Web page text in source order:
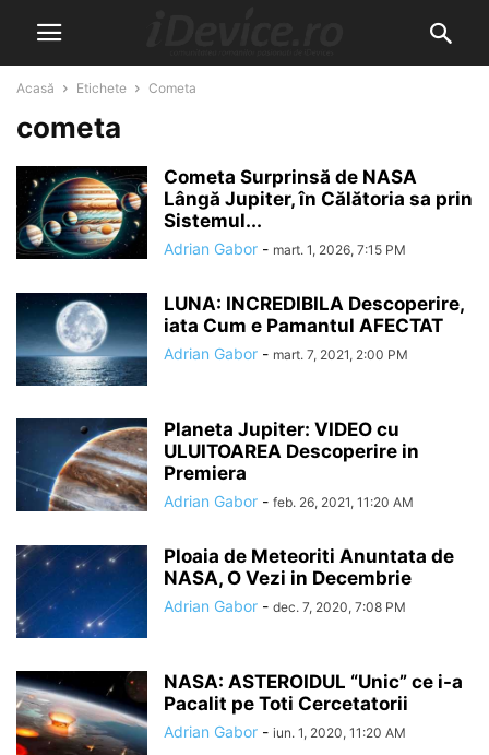
Acasă Etichete Cometa
cometa
Cometa Surprinsă de NASA
Lângă Jupiter, în Călătoria sa prin
Sistemul...
Adrian Gabor - mart. 1, 2026, 7:15 PM
LUNA: INCREDIBILA Descoperire,
iata Cum e Pamantul AFECTAT
Adrian Gabor - mart. 7, 2021, 2:00 PM
Planeta Jupiter: VIDEO cu
ULUITOAREA Descoperire in
Premiera
Adrian Gabor - feb. 26, 2021, 11:20 AM
Ploaia de Meteoriti Anuntata de
NASA, O Vezi in Decembrie
Adrian Gabor - dec. 7, 2020, 7:08 PM
NASA: ASTEROIDUL “Unic” ce i-a
Pacalit pe Toti Cercetatorii
Adrian Gabor - iun. 1, 2020, 11:20 AM